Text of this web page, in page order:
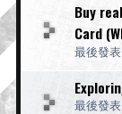
Buy
Card
最後發
最後發